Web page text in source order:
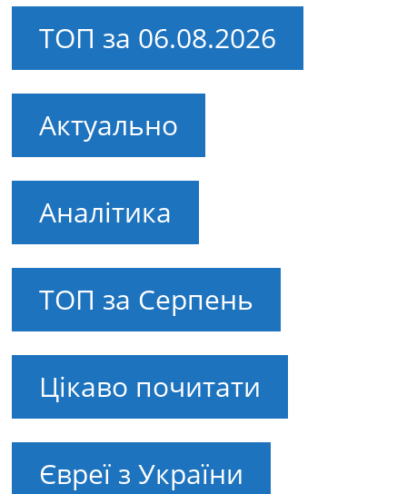
ТОП за 06.08.2026
Актуально
Аналітика
ТОП за Серпень
Цікаво почитати
Євреї з України